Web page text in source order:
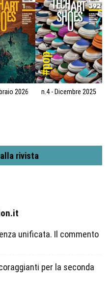
2026 n.4 - Dicembre 2025
rivista
unificata. Il commento
per la seconda